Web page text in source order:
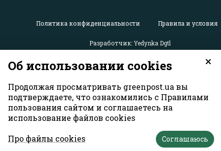
Политика конфиденциальности Правила и условия
Разработчик: Yedynka Dgtl
использоваться другими пользователями бесплатно с
обязательной активной гиперссылкой наhttps://
расположенной в первом абзаце материала. Также
наgreenpost.uaнеобходима в случае использования
материала. Ответственность за содержание рекламных
материалов несет рекламодатель. Мнение авторов
может не совпадать с позицией редакции.
×
Об использовании cookies
Продолжая просматривать greenpost.ua вы
подтверждаете, что ознакомились с Правилами
пользования сайтом и соглашаетесь на
использование файлов cookies
Про файлы cookies
Соглашаюсь